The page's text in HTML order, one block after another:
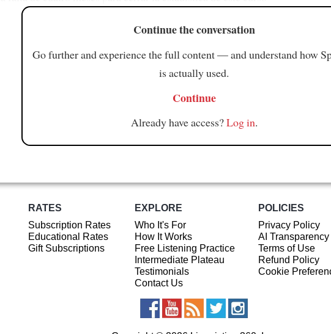
Continue the conversation
Go further and experience the full content — and understand how
is actually used.
Continue
Already have access?Log in.
RATES
Subscription Rates
Educational Rates
Gift Subscriptions
EXPLORE
Who It's For
How It Works
Free Listening Practice
Intermediate Plateau
Testimonials
Contact Us
POLICIES
Privacy Policy
AI
Terms of Use
Refund Policy
Cookie